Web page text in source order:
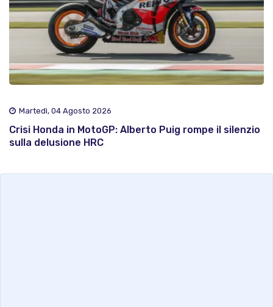
Martedì, 04 Agosto 2026
Crisi Honda in MotoGP: Alberto Puig rompe il silenzio
sulla delusione HRC